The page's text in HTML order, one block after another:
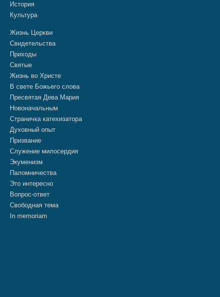
История
Культура
Жизнь Церкви
Свидетельства
Приходы
Святые
Жизнь во Христе
В свете Божьего слова
Пресвятая Дева Мария
Новоначальным
Страничка катехизатора
Духовный опыт
Призвание
Служение милосердия
Экуменизм
Паломничества
Это интересно
Вопрос-ответ
Свободная тема
In memoriam